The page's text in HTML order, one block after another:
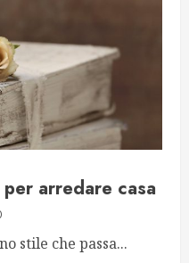
arredare casa
stile che passa...